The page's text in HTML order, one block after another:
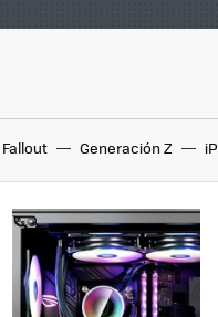
Fallout Generación Z